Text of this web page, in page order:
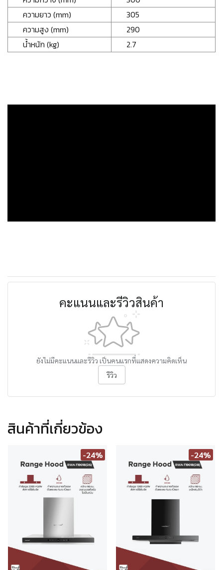
ความยาว (mm)
305
ความสูง (mm)
290
น้ำหนัก (kg)
2.7
คะแนนและรีวิวสินค้า
ยังไม่มีคะแนนและรีวิว เป็นคนแรกที่แสดงความคิดเห็น
รีวิว
สินค้าที่เกี่ยวข้อง
-24% -24%